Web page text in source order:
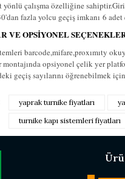
çalışma özelliğine sahiptir.
fazla yolcu geçiş imkanı 6 adet
VE OPSİYONEL
barcode,mifare,proxımıty
montajında opsiyonel çelik yer
geçiş sayılarını öğrenebilmek
için teşekkür ederiz.
kalitesiz, bozuk veya
eksik bilgiler
yaprak turnike fiyatları
turnike kapı sistemleri fiyatları